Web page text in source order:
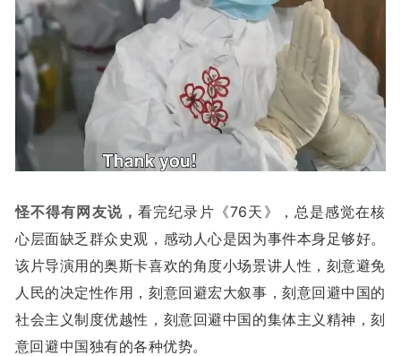
怪不得有网友说， 看完纪录片《76天》，总是感觉在核
心层面缺乏群众史观，感动人心是因为事件本身足够好。
该片导演用的奥斯卡喜欢的角度小场景讲人性，刻意避免
人民的决定性作用，刻意回避宏大叙事，刻意回避中国的
社会主义制度优越性，刻意回避中国的集体主义精神，刻
意回避中国独有的各种优势。